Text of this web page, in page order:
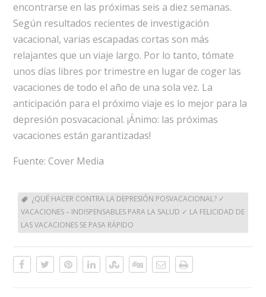
encontrarse en las próximas seis a diez semanas.
Según resultados recientes de investigación
vacacional, varias escapadas cortas son más
relajantes que un viaje largo. Por lo tanto, tómate
unos días libres por trimestre en lugar de coger las
vacaciones de todo el año de una sola vez. La
anticipación para el próximo viaje es lo mejor para la
depresión posvacacional. ¡Ánimo: las próximas
vacaciones están garantizadas!
Fuente: Cover Media
¿QUÉ HACER CONTRA LA DEPRESIÓN POSVACACIONAL? ✓
VACACIONES – INDISPENSABLES PARA LA SALUD ✓ LA FELICIDAD DE
LAS VACACIONES SE PASA RÁPIDO